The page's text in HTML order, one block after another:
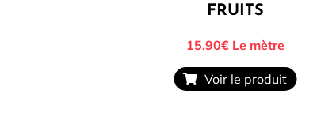
FRUITS
15.90€Le mètre
Voir le produit